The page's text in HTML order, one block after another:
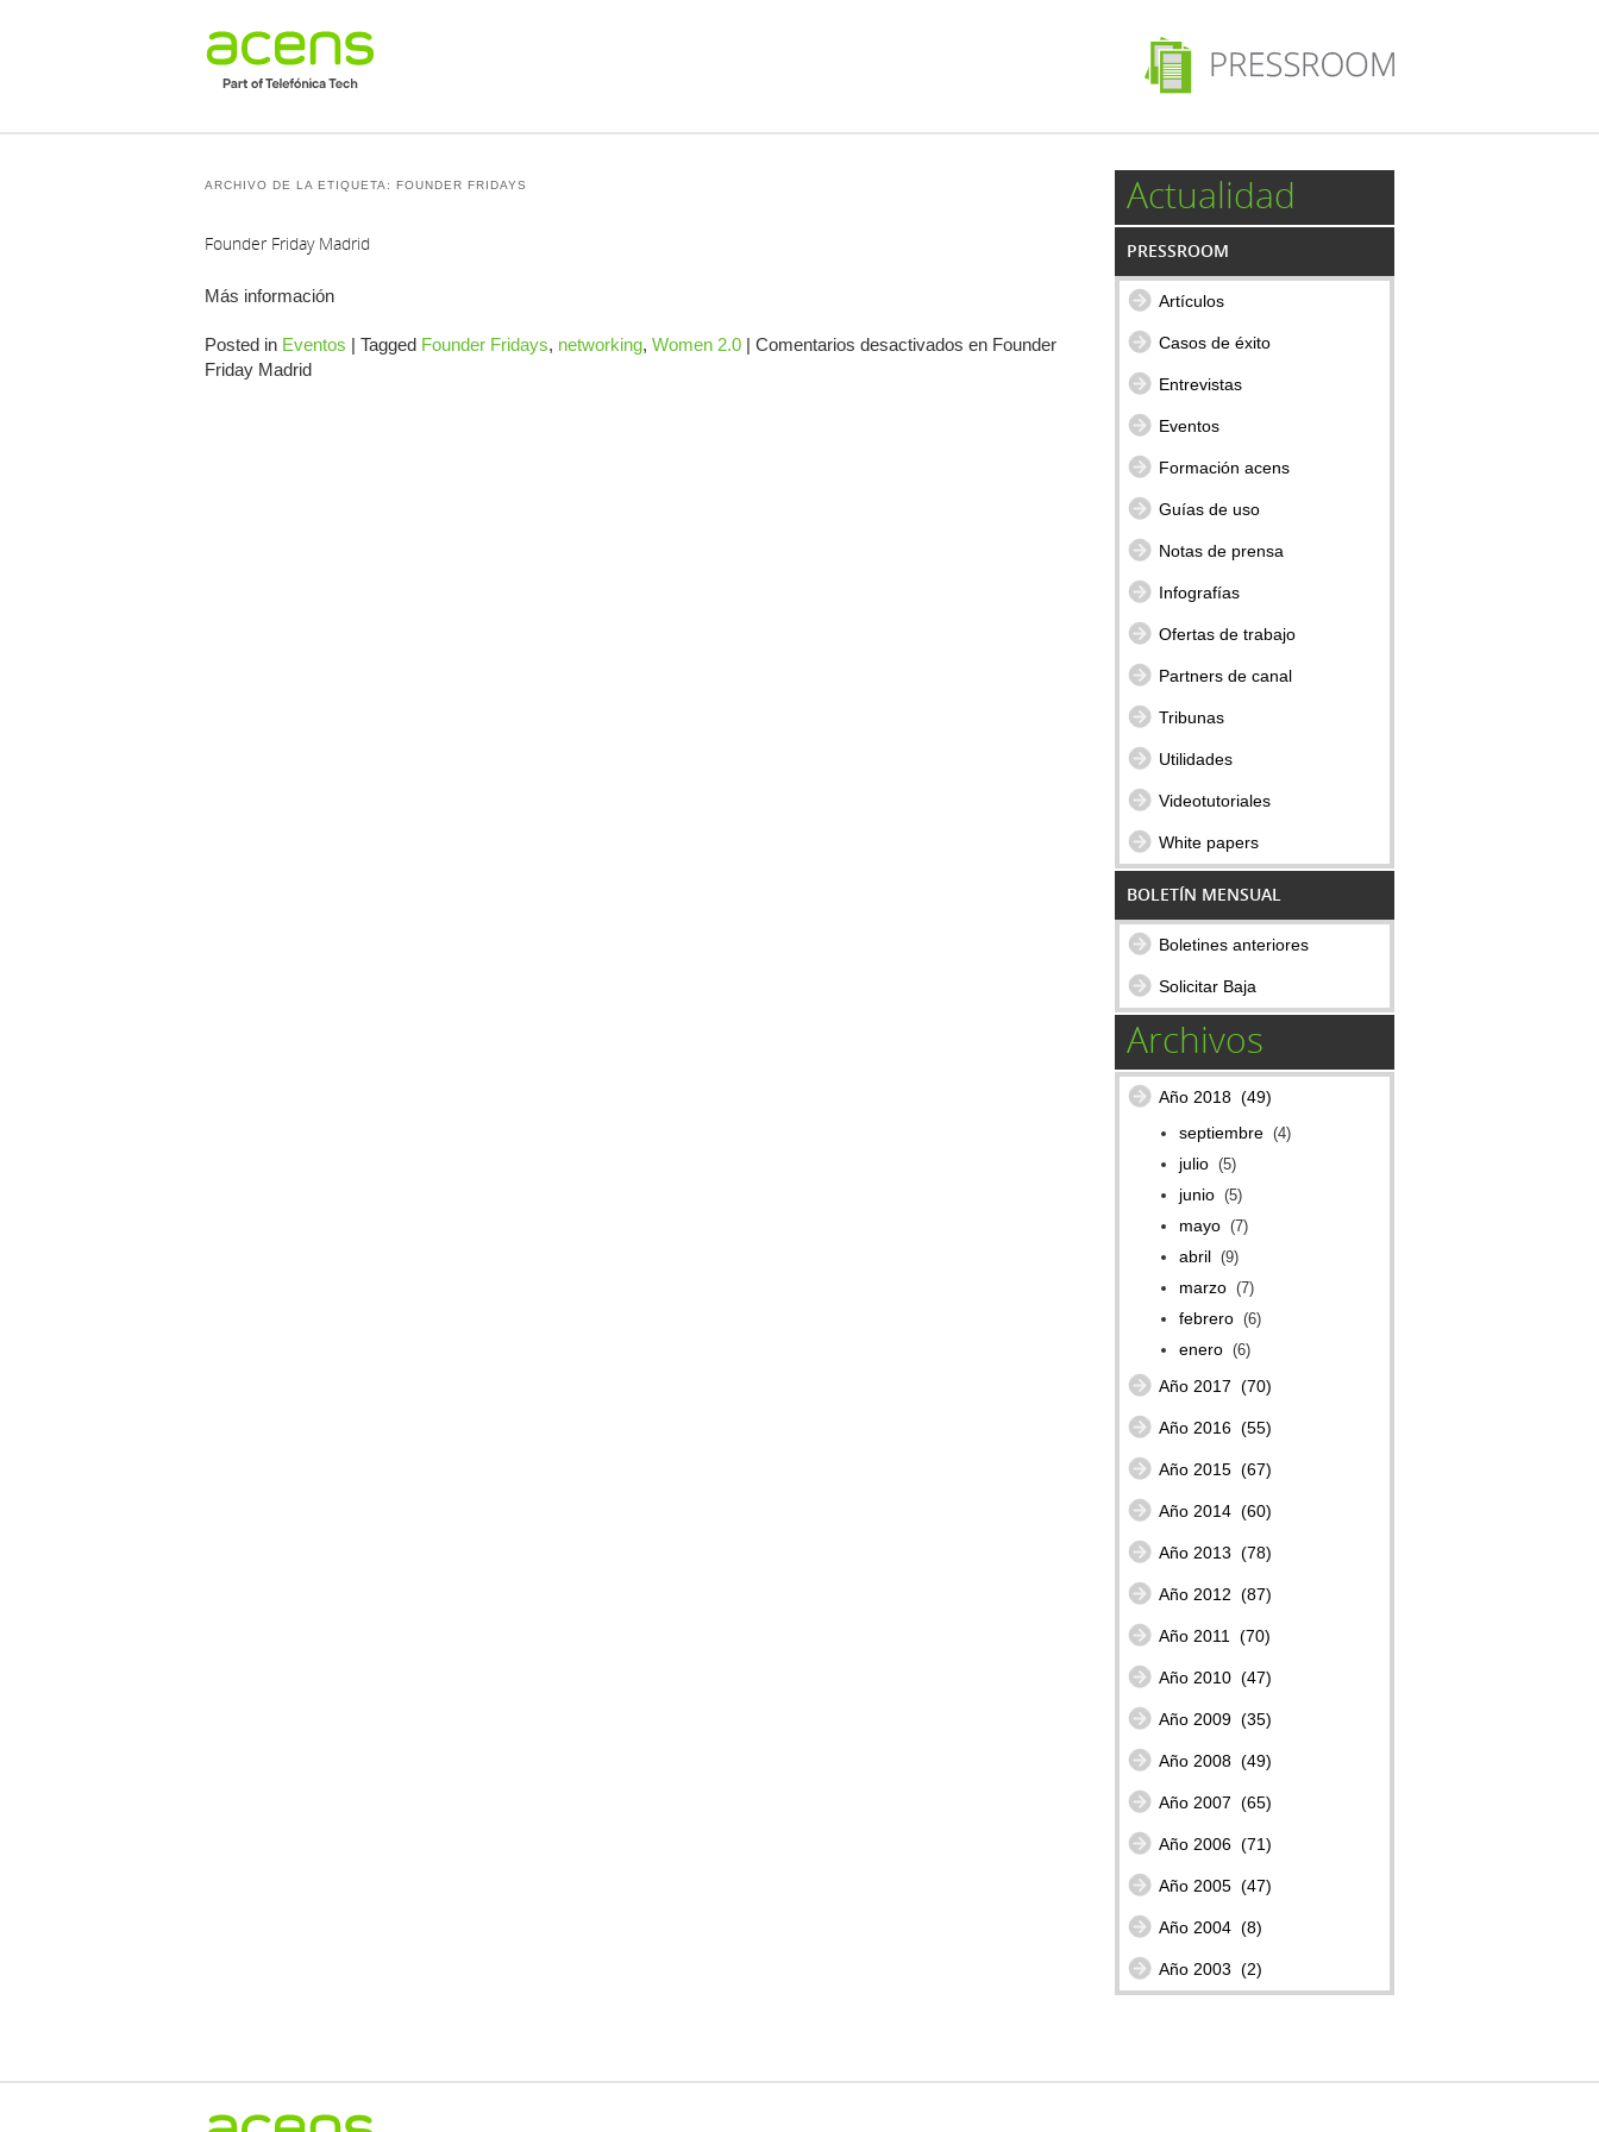
ARCHIVO DE LA ETIQUETA: FOUNDER FRIDAYS
Founder Friday Madrid
Más información
Posted in Eventos | Tagged Founder Fridays, networking, Women 2.0 | Comentarios desactivados en Founder
Friday Madrid
Actualidad
PRESSROOM
Artículos
Casos de éxito
Entrevistas
Eventos
Formación acens
Guías de uso
Notas de prensa
Infografías
Ofertas de trabajo
Partners de canal
Tribunas
Utilidades
Videotutoriales
White papers
BOLETÍN MENSUAL
Boletines anteriores
Solicitar Baja
Archivos
Año 2018 (49)
septiembre (4)
julio (5)
junio (5)
mayo (7)
abril (9)
marzo (7)
febrero (6)
enero (6)
Año 2017 (70)
Año 2016 (55)
Año 2015 (67)
Año 2014 (60)
Año 2013 (78)
Año 2012 (87)
Año 2011 (70)
Año 2010 (47)
Año 2009 (35)
Año 2008 (49)
Año 2007 (65)
Año 2006 (71)
Año 2005 (47)
Año 2004 (8)
Año 2003 (2)